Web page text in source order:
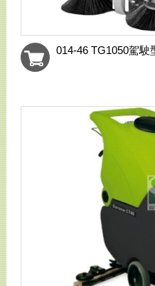
014-46 TG1050駕駛